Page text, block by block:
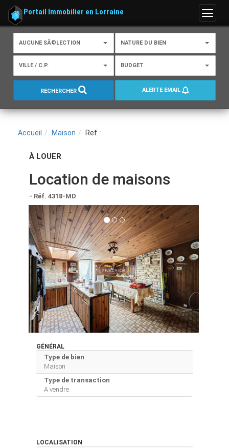
Menu
Portail Immobilier en Lorraine
AUCUNE SÃ©LECTION NATURE DU BIEN
VILLE / C.P. BUDGET
RECHERCHER ALERTE EMAIL
Accueil Maison Ref. :
À LOUER
Location de maisons
- Réf. 4318-MD
GÉNÉRAL
Type de bien
Maison
Type de transaction
A vendre
LOCALISATION